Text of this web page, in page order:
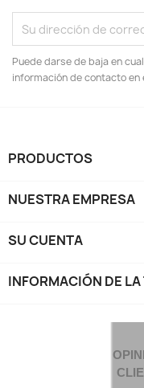
Puede darse de baja en
información de contacto en
PRODUCTOS
NUESTRA EMPRESA
SU CUENTA
INFORMACIÓN DE